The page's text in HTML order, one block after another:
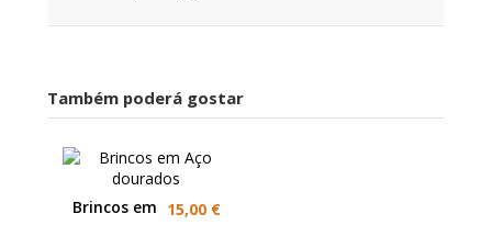
Também poderá gostar
Brincos em 15,00 €